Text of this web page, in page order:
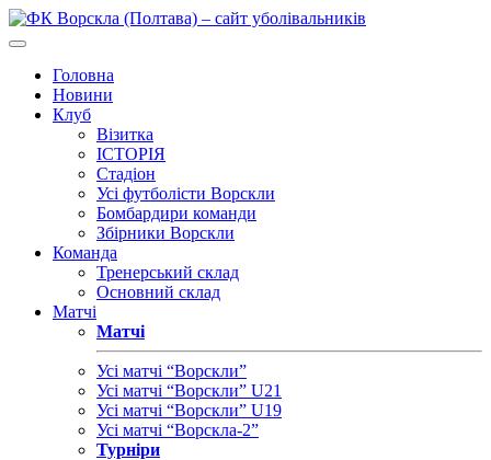
Головна
Новини
Клуб
Візитка
ІСТОРІЯ
Стадіон
Усі футболісти Ворскли
Бомбардири команди
Збірники Ворскли
Команда
Тренерський склад
Основний склад
Матчі
Матчі
Усі матчі “Ворскли”
Усі матчі “Ворскли” U21
Усі матчі “Ворскли” U19
Усі матчі “Ворскла-2”
Турніри